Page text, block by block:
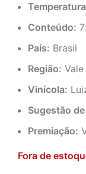
Conteúdo:
País: Brasil
Região:
Vinícola:
Sugestão
Premiação:
Fora de